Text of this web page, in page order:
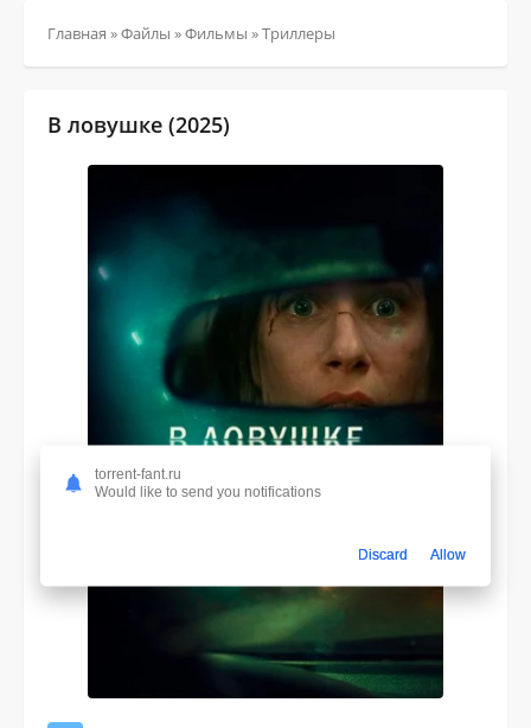
Главная »Файлы »Фильмы »Триллеры
В ловушке (2025)
torrent-fant.ru
Would like to send you notifications
Discard Allow